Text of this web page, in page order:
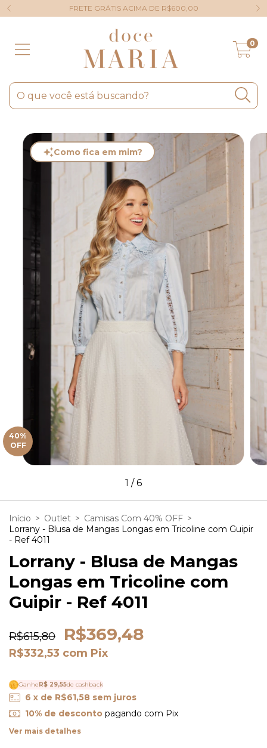
FRETE GRÁTIS ACIMA DE R$600,00
0
40%
OFF
Como fica em mim?
1 /6
Início > Outlet > Camisas Com 40% OFF >
Lorrany - Blusa de Mangas Longas em Tricoline com Guipir
- Ref 4011
Lorrany - Blusa de Mangas
Longas em Tricoline com
Guipir - Ref 4011
R$615,80 R$369,48
R$332,53 com Pix
Ganhe R$ 29,55de cashback
6 x de R$61,58 sem juros
10% de descontopagando com Pix
Ver mais detalhes